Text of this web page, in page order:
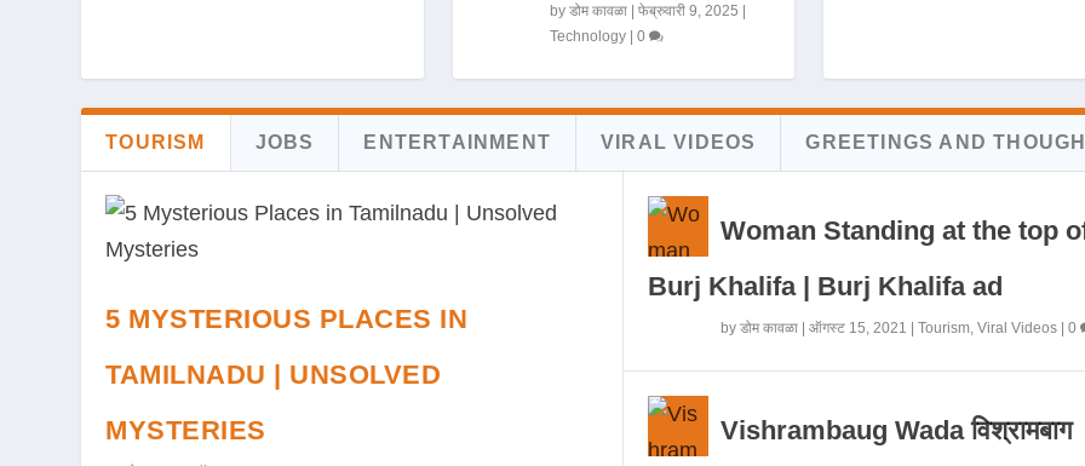
by डोम कावळा| फेब्रुवारी 9, 2025
Technology| 0
TOURISM JOBS ENTERTAINMENT VIRAL VIDEOS GREETINGS AND
5 MYSTERIOUS PLACES IN
TAMILNADU | UNSOLVED
MYSTERIES
Woman Standing at the top
Burj Khalifa | Burj Khalifa ad
by डोम कावळा| ऑगस्ट 15, 2021 Tourism, Viral Videos| 0
Vishrambaug Wada विश्रामबाग